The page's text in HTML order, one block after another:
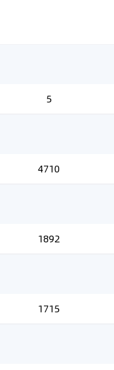
5
4710
1892
1715